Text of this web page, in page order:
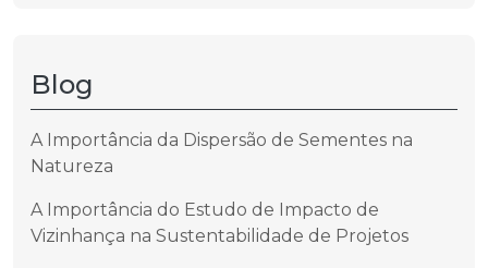
Blog
A Importância da Dispersão de Sementes na
Natureza
A Importância do Estudo de Impacto de
Vizinhança na Sustentabilidade de Projetos